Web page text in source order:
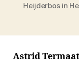
Heijderbos in
Astrid